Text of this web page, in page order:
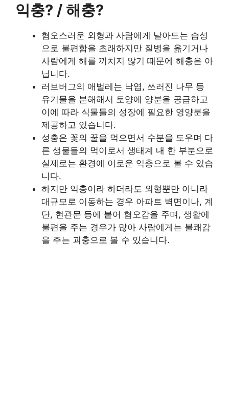
익충? / 해충?
혐오스러운 외형과 사람에게 날아드는 습성
으로 불편함을 초래하지만 질병을 옮기거나
사람에게 해를 끼치지 않기 때문에 해충은 아
닙니다.
러브버그의 애벌레는 낙엽, 쓰러진 나무 등
유기물을 분해해서 토양에 양분을 공급하고
이에 따라 식물들의 성장에 필요한 영양분을
제공하고 있습니다.
성충은 꽃의 꿀을 먹으면서 수분을 도우며 다
른 생물들의 먹이로서 생태계 내 한 부분으로
실제로는 환경에 이로운 익충으로 볼 수 있습
니다.
하지만 익충이라 하더라도 외형뿐만 아니라
대규모로 이동하는 경우 아파트 벽면이나, 계
단, 현관문 등에 붙어 혐오감을 주며, 생활에
불편을 주는 경우가 많아 사람에게는 불쾌감
을 주는 괴충으로 볼 수 있습니다.